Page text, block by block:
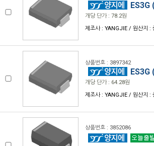
개당 단가 : 78.2원
제조사 : YANGJIE / 원산지 :
상품번호 : 3897342
ES3G
개당 단가 : 64.28원
제조사 : YANGJIE / 원산지 :
상품번호 : 3852086